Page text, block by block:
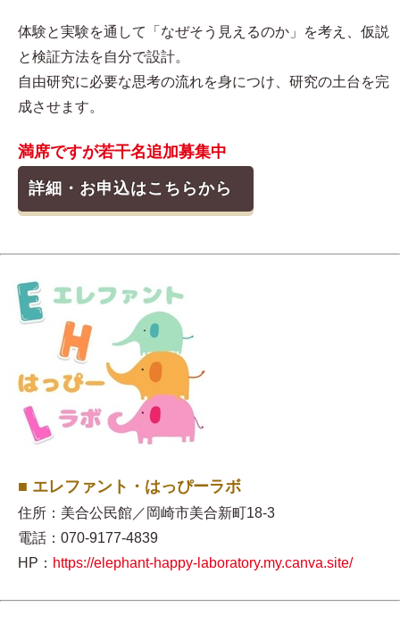
体験と実験を通して「なぜそう見えるのか」を考え、仮説
と検証方法を自分で設計。
自由研究に必要な思考の流れを身につけ、研究の土台を完
成させます。
満席ですが若干名追加募集中
詳細・お申込はこちらから
■ エレファント・はっぴーラボ
住所：美合公民館／岡崎市美合新町18-3
電話：070-9177-4839
HP： https://elephant-happy-laboratory.my.canva.site/